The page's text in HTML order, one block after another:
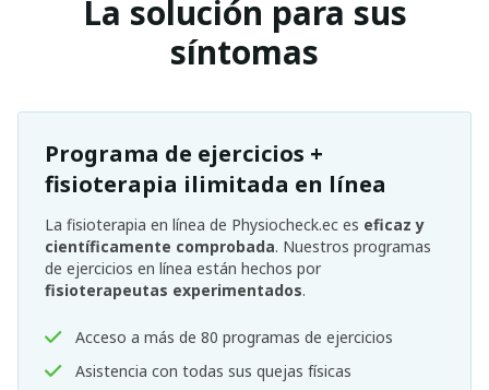
La solución para sus
síntomas
Programa de ejercicios +
fisioterapia ilimitada en línea
La fisioterapia en línea de Physiocheck.ec es eficaz y
científicamente comprobada. Nuestros programas
de ejercicios en línea están hechos por
fisioterapeutas experimentados.
Acceso a más de 80 programas de ejercicios
Asistencia con todas sus quejas físicas